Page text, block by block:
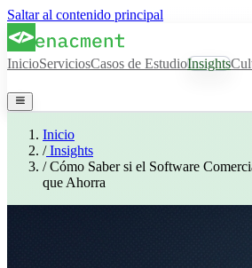
Saltar al contenido principal
InicioServiciosCasos de EstudioInsights
Inicio
/Insights
/Cómo Saber si el Software
que Ahorra